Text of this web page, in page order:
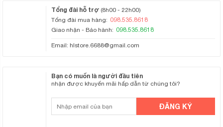
Tổng đài hỗ trợ (8h00 - 22h00)
Tổng đài mua hàng: 098.535.8618
Giao nhận - Bảo hành: 098.535.8618
Email: hlstore.6688@gmail.com
Bạn có muốn là người đầu tiên
nhận được khuyến mãi hấp dẫn từ chúng tôi?